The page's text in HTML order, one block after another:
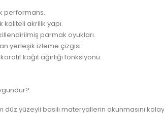
performans.
akrilik yapı.
parmak oyukları.
yerleşik izleme çizgisi.
kağıt ağırlığı fonksiyonu.
yüzeyli basılı materyallerin okunmasını